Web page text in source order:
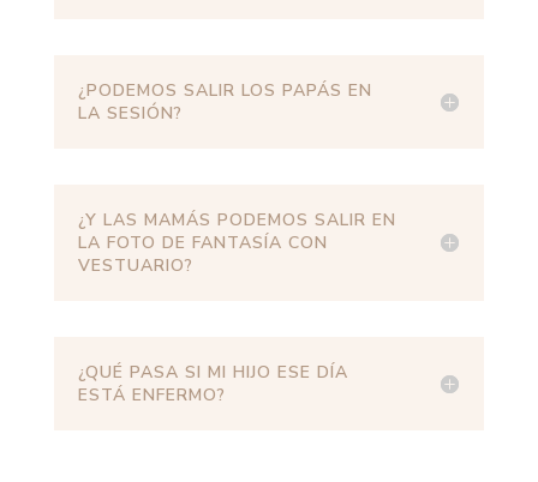
¿PODEMOS SALIR LOS PAPÁS EN
LA SESIÓN?
¿Y LAS MAMÁS PODEMOS SALIR EN
LA FOTO DE FANTASÍA CON
VESTUARIO?
¿QUÉ PASA SI MI HIJO ESE DÍA
ESTÁ ENFERMO?